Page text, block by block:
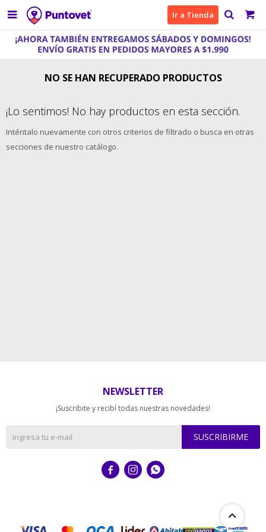
 Ir a Tienda
NO SE HAN RECUPERADO PRODUCTOS
¡Lo sentimos! No hay productos en esta sección.
Inténtalo nuevamente con otros criterios de filtrado o busca en otras
secciones de nuestro catálogo.
NEWSLETTER
¡Suscribite y recibí todas nuestras novedades!
SUSCRIBIRME
  